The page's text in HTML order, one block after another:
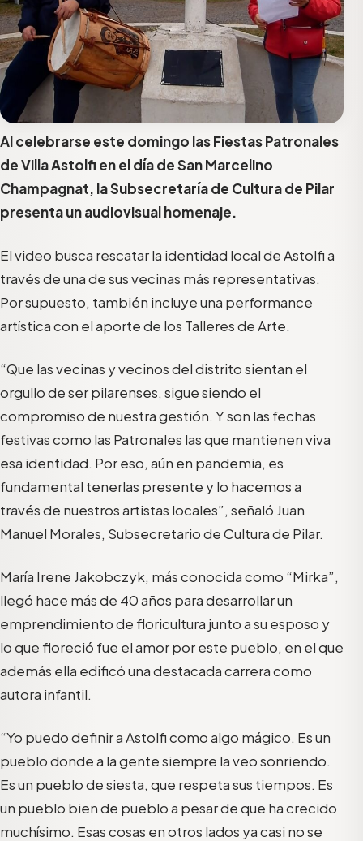
Al celebrarse este domingo las Fiestas Patronales
de Villa Astolfi en el día de San Marcelino
Champagnat, la Subsecretaría de Cultura de Pilar
presenta un audiovisual homenaje.
El video busca rescatar la identidad local de Astolfi a
través de una de sus vecinas más representativas.
Por supuesto, también incluye una performance
artística con el aporte de los Talleres de Arte.
“Que las vecinas y vecinos del distrito sientan el
orgullo de ser pilarenses, sigue siendo el
compromiso de nuestra gestión. Y son las fechas
festivas como las Patronales las que mantienen viva
esa identidad. Por eso, aún en pandemia, es
fundamental tenerlas presente y lo hacemos a
través de nuestros artistas locales”, señaló Juan
Manuel Morales, Subsecretario de Cultura de Pilar.
María Irene Jakobczyk, más conocida como “Mirka”,
llegó hace más de 40 años para desarrollar un
emprendimiento de floricultura junto a su esposo y
lo que floreció fue el amor por este pueblo, en el que
además ella edificó una destacada carrera como
autora infantil.
“Yo puedo definir a Astolfi como algo mágico. Es un
pueblo donde a la gente siempre la veo sonriendo.
Es un pueblo de siesta, que respeta sus tiempos. Es
un pueblo bien de pueblo a pesar de que ha crecido
muchísimo. Esas cosas en otros lados ya casi no se